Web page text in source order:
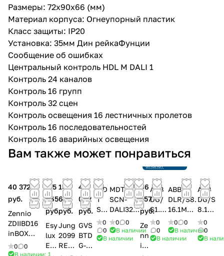
Размеры: 72х90х66 (мм)
Материал корпуса: Огнеупорный пластик
Класс защиты: IP20
Установка: 35мм Дин рейкаФунции
Сообщение об ошибках
Центральный контроль HDL M DALI 1
Контроль 24 каналов
Контроль 16 групп
Контроль 32 сцен
Контроль освещения 16 лестничных пролетов
Контроль 16 последовательностей
Контроль 16 аварийных освещения
Вам также может понравиться
40 372
руб.
Zennio
ZDIIBD16
inBOX
DALI 16.
Интерфей
0
0
В наличии: 1
115
465
руб.
Esy
lux
EC1
156
605
руб.
Jung
2099
REG
45
002
руб.
GVS
BTD
G-
MD
T
SC
N-
DA
LI6
0
0
В наличии
MDT
SCN-
DALI32.0
3 Шлюз
DALI/KN
X IP, 2х
0
0
В наличии
производства
Ссылка на
66
557
руб.
Ze
nn
io
ABB
DG/
S1.16
.1
Конт
ролл
0
0
В наличии
ABB
DLR/S8.
16.1M
Контро
ллер
освеще
0
0
В наличии
ABB
DG/S
8.1
Конт
ролл
ер
0
0
В